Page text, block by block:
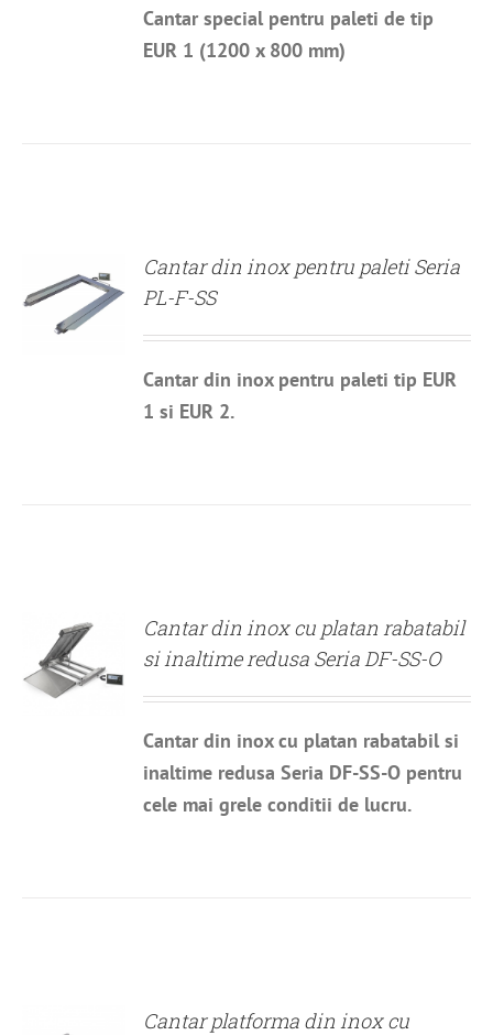
Cantar special pentru paleti de tip
EUR 1 (1200 x 800 mm)
Cantar din inox pentru paleti Seria
PL-F-SS
Cantar din inox pentru paleti tip EUR
1 si EUR 2.
Cantar din inox cu platan rabatabil
si inaltime redusa Seria DF-SS-O
Cantar din inox cu platan rabatabil si
inaltime redusa Seria DF-SS-O pentru
cele mai grele conditii de lucru.
Cantar platforma din inox cu